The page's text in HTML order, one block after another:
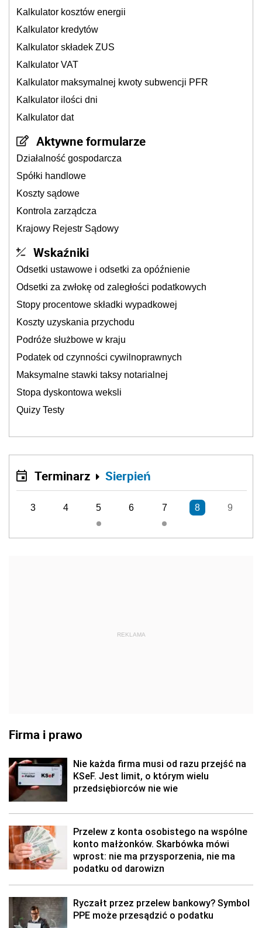
Kalkulator kosztów energii
Kalkulator kredytów
Kalkulator składek ZUS
Kalkulator VAT
Kalkulator maksymalnej kwoty subwencji PFR
Kalkulator ilości dni
Kalkulator dat
Aktywne formularze
Działalność gospodarcza
Spółki handlowe
Koszty sądowe
Kontrola zarządcza
Krajowy Rejestr Sądowy
Wskaźniki
Odsetki ustawowe i odsetki za opóźnienie
Odsetki za zwłokę od zaległości podatkowych
Stopy procentowe składki wypadkowej
Koszty uzyskania przychodu
Podróże służbowe w kraju
Podatek od czynności cywilnoprawnych
Maksymalne stawki taksy notarialnej
Stopa dyskontowa weksli
Quizy Testy
Terminarz Sierpień
3 4 5 6 7 8 9
REKLAMA
Firma i prawo
Nie każda firma musi od razu przejść na
KSeF. Jest limit, o którym wielu
przedsiębiorców nie wie
Przelew z konta osobistego na wspólne
konto małżonków. Skarbówka mówi
wprost: nie ma przysporzenia, nie ma
podatku od darowizn
Ryczałt przez przelew bankowy? Symbol
PPE może przesądzić o podatku